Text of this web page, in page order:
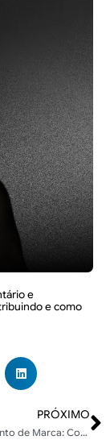
e
e como
PRÓXIMO
Desenvolvimento de Marca: Construa um Legado Duradouro, Não Apenas Ofertas